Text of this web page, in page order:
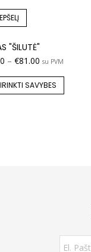
"ŠILUTĖ"
– €81.00 su PVM
SAVYBES